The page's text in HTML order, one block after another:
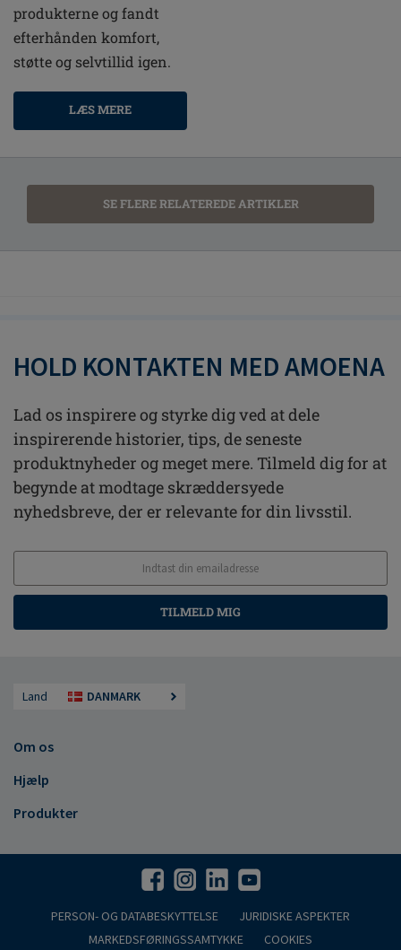
produkterne og fandt
efterhånden komfort,
støtte og selvtillid igen.
LÆS MERE
SE FLERE RELATEREDE ARTIKLER
HOLD KONTAKTEN MED AMOENA
Lad os inspirere og styrke dig ved at dele
inspirerende historier, tips, de seneste
produktnyheder og meget mere. Tilmeld dig for at
begynde at modtage skræddersyede
nyhedsbreve, der er relevante for din livsstil.
TILMELD MIG
Land DANMARK
Om os
Hjælp
Produkter
PERSON- OG DATABESKYTTELSE
JURIDISKE ASPEKTER
MARKEDSFØRINGSSAMTYKKE
COOKIES